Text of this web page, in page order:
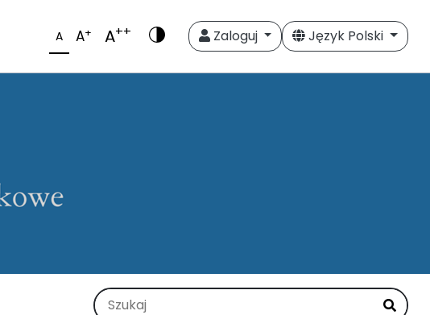
A A+ A++ Zaloguj Język Polski